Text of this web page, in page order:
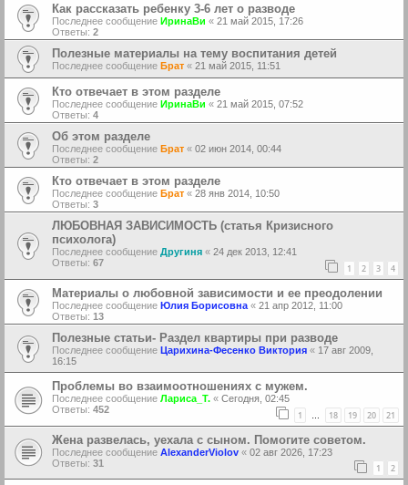
Как рассказать ребенку 3-6 лет о разводе
Последнее сообщение ИринаВи « 21 май 2015, 17:26
Ответы: 2
Полезные материалы на тему воспитания детей
Последнее сообщение Брат « 21 май 2015, 11:51
Кто отвечает в этом разделе
Последнее сообщение ИринаВи « 21 май 2015, 07:52
Ответы: 4
Об этом разделе
Последнее сообщение Брат « 02 июн 2014, 00:44
Ответы: 2
Кто отвечает в этом разделе
Последнее сообщение Брат « 28 янв 2014, 10:50
Ответы: 3
ЛЮБОВНАЯ ЗАВИСИМОСТЬ (статья Кризисного
психолога)
Последнее сообщение Другиня « 24 дек 2013, 12:41
Ответы: 67 1 2 3 4
Материалы о любовной зависимости и ее преодолении
Последнее сообщение Юлия Борисовна « 21 апр 2012, 11:00
Ответы: 13
Полезные статьи- Раздел квартиры при разводе
Последнее сообщение Царихина-Фесенко Виктория « 17 авг 2009,
16:15
Проблемы во взаимоотношениях с мужем.
Последнее сообщение Лариса_Т. « Сегодня, 02:45
Ответы: 452 1 … 18 19 20 21
Жена развелась, уехала с сыном. Помогите советом.
Последнее сообщение AlexanderViolov « 02 авг 2026, 17:23
Ответы: 31 1 2